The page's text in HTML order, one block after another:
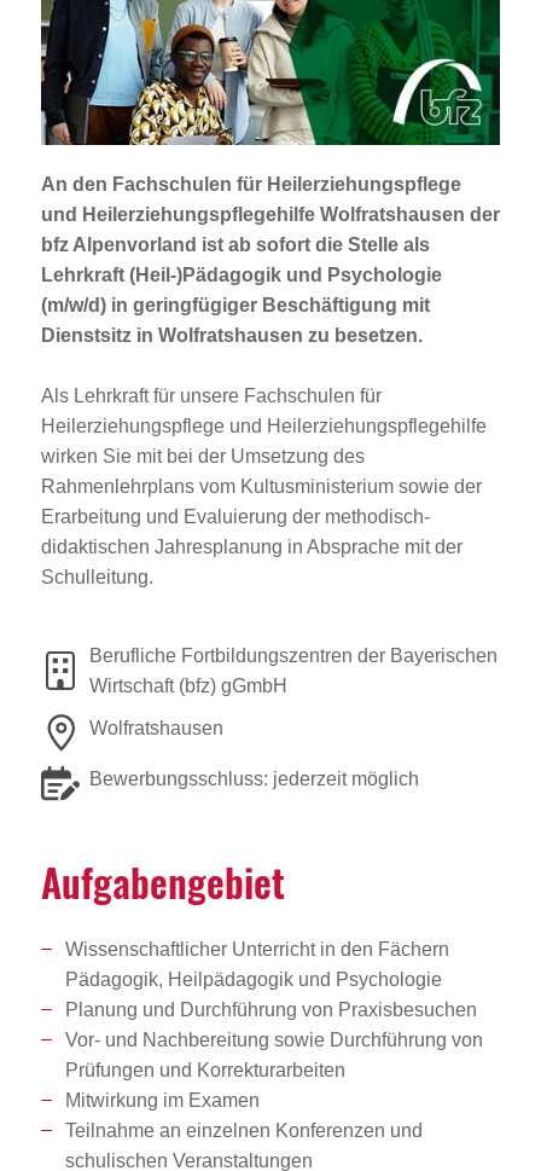
Jobportal
Presse und Medien
bbw e. V.
Karriere
Presse
News Archiv
An den Fachschulen für Heilerziehungspflege
und Heilerziehungspflegehilfe Wolfratshausen der
bfz Alpenvorland ist ab sofort die Stelle als
Lehrkraft (Heil-)Pädagogik und Psychologie
(m/w/d)in geringfügiger Beschäftigung mit
Dienstsitz in Wolfratshausen zu besetzen.
Als Lehrkraft für unsere Fachschulen für
Heilerziehungspflege und Heilerziehungspflegehilfe
wirken Sie mit bei der Umsetzung des
Rahmenlehrplans vom Kultusministerium sowie der
Erarbeitung und Evaluierung der methodisch-
didaktischen Jahresplanung in Absprache mit der
Schulleitung.
Berufliche Fortbildungszentren der Bayerischen
Wirtschaft (bfz) gGmbH
Wolfratshausen
Bewerbungsschluss: jederzeit möglich
Aufga­ben­ge­biet
Wissenschaftlicher Unterricht in den Fächern
Pädagogik, Heilpädagogik und Psychologie
Planung und Durchführung von Praxisbesuchen
Vor- und Nachbereitung sowie Durchführung von
Prüfungen und Korrekturarbeiten
Mitwirkung im Examen
Teilnahme an einzelnen Konferenzen und
schulischen Veranstaltungen